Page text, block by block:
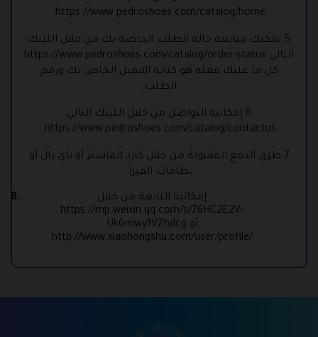
https://www.pedroshoes.com/catalog/home.
5.يمكنك متابعة حالة الطلب الخاصة بك من خلال اللينك
التالي https://www.pedroshoes.com/catalog/order-status
كل ما عليك فعله هو كتابة الايميل الخاص بك ورقم
الطلب.
6.إمكانية التواصل من خلال اللينك التالي
https://www.pedroshoes.com/catalog/contactus
.
7.طرق الدفع المقبولة من خلال كارد الماستر أو باي بال أو
بطاقات الفيزا.
إمكانية التابعة من خلال
https://mp.weixin.qq.com/s/76HC2E2V-
UkGmwy1VZhdcg أو
http://www.xiaohongshu.com/user/profile/